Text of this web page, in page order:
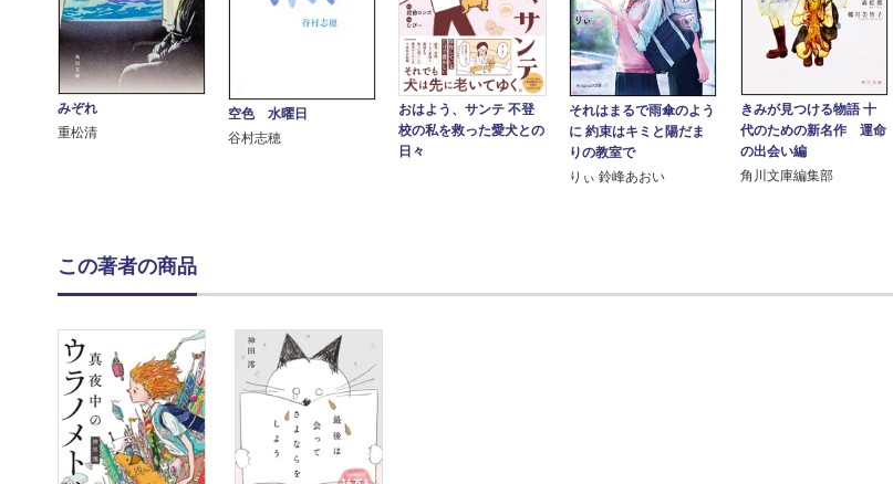
みぞれ
重松清
空色 水曜日
谷村志穂
おはよう、サンテ 不登
校の私を救った愛犬との
日々
それはまるで雨傘のよう
に 約束はキミと陽だま
りの教室で
りぃ 鈴峰あおい
きみが見つける物語 十
代のための新名作 運命
の出会い編
角川文庫編集部
この著者の商品